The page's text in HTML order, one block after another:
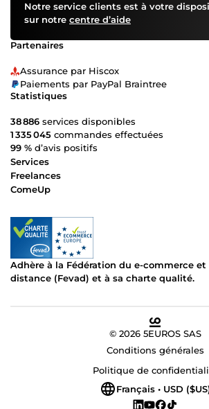
Notre service clients est à votre
sur notre centre d’aide
Partenaires
Assurance par Hiscox
Paiements par PayPal Braintree
Statistiques
38 886 services disponibles
1 335 045 commandes effectuées
99 % d’avis positifs
Services
Freelances
ComeUp
Adhère à la Fédération du e-commerce et
distance (Fevad) et à sa charte qualité.
© 2026 5EUROS SAS
Conditions générales
Politique de
Français • USD